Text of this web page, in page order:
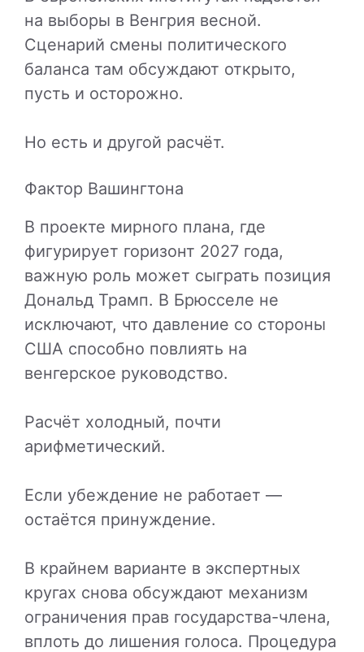
на выборы в Венгрия весной.
Сценарий смены политического
баланса там обсуждают открыто,
пусть и осторожно.
Но есть и другой расчёт.
Фактор Вашингтона
В проекте мирного плана, где
фигурирует горизонт 2027 года,
важную роль может сыграть позиция
Дональд Трамп. В Брюсселе не
исключают, что давление со стороны
США способно повлиять на
венгерское руководство.
Расчёт холодный, почти
арифметический.
Если убеждение не работает —
остаётся принуждение.
В крайнем варианте в экспертных
кругах снова обсуждают механизм
ограничения прав государства-члена,
вплоть до лишения голоса. Процедура